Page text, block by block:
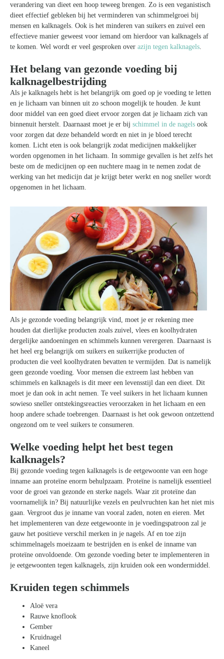
verandering van dieet een hoop teweeg brengen. Zo is een veganistisch
dieet effectief gebleken bij het verminderen van schimmelgroei bij
mensen en kalknagels. Ook is het minderen van suikers en zuivel een
effectieve manier geweest voor iemand om hierdoor van kalknagels af
te komen. Wel wordt er veel gesproken over azijn tegen kalknagels
Het belang van gezonde voeding bij
kalknagelbestrijding
Als je kalknagels hebt is het belangrijk om goed op je voeding te letten
en je lichaam van binnen uit zo schoon mogelijk te houden. Je kunt
door middel van een goed dieet ervoor zorgen dat je lichaam zich van
binnenuit herstelt. Daarnaast moet je er bij schimmel in de nagels ook
voor zorgen dat deze behandeld wordt en niet in je bloed terecht
komen. Licht eten is ook belangrijk zodat medicijnen makkelijker
worden opgenomen in het lichaam. In sommige gevallen is het zelfs het
beste om de medicijnen op een nuchtere maag in te nemen zodat de
werking van het medicijn dat je krijgt beter werkt en nog sneller wordt
opgenomen in het lichaam.
Als je gezonde voeding belangrijk vind, moet je er rekening mee
houden dat dierlijke producten zoals zuivel, vlees en koolhydraten
dergelijke aandoeningen en schimmels kunnen verergeren. Daarnaast is
het heel erg belangrijk om suikers en suikerrijke producten of
producten die veel koolhydraten bevatten te vermijden. Dat is namelijk
geen gezonde voeding. Voor mensen die extreem last hebben van
schimmels en kalknagels is dit meer een levensstijl dan een dieet. Dit
moet je dan ook in acht nemen. Te veel suikers in het lichaam kunnen
sowieso sneller ontstekingsreacties veroorzaken in het lichaam en een
hoop andere schade toebrengen. Daarnaast is het ook gewoon ontzettend
ongezond om te veel suikers te consumeren.
Welke voeding helpt het best tegen
kalknagels?
Bij gezonde voeding tegen kalknagels is de eetgewoonte van een hoge
inname aan proteïne enorm behulpzaam. Proteïne is namelijk essentieel
voor de groei van gezonde en sterke nagels. Waar zit proteïne dan
voornamelijk in? Bij natuurlijke vezels en peulvruchten kan het niet mis
gaan. Vergroot dus je inname van vooral zaden, noten en eieren. Met
het implementeren van deze eetgewoonte in je voedingspatroon zal je
gauw het positieve verschil merken in je nagels. Af en toe zijn
schimmelnagels moeizaam te bestrijden en is enkel de inname van
proteïne onvoldoende. Om gezonde voeding beter te implementeren in
je eetgewoonten tegen kalknagels, zijn kruiden ook een wondermiddel.
Kruiden tegen schimmels
Aloë vera
Rauwe knoflook
Gember
Kruidnagel
Kaneel